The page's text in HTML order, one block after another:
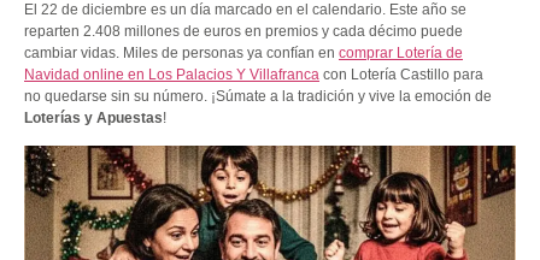
El 22 de diciembre es un día marcado en el calendario. Este año se
reparten 2.408 millones de euros en premios y cada décimo puede
cambiar vidas. Miles de personas ya confían en comprar Lotería de
Navidad online en Los Palacios Y Villafranca con Lotería Castillo para
no quedarse sin su número. ¡Súmate a la tradición y vive la emoción de
Loterías y Apuestas!